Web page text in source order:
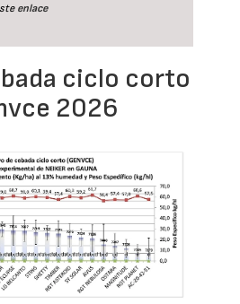
enlace
ciclo corto
2026